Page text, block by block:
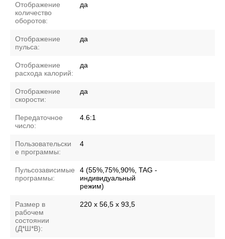
Отображение
количество
оборотов:
да
Отображение
пульса:
да
Отображение
расхода калорий:
да
Отображение
скорости:
да
Передаточное
число:
4.6:1
Пользовательски
е программы:
4
Пульсозависимые
программы:
4 (55%,75%,90%, TAG -
индивидуальный
режим)
Размер в
рабочем
состоянии
(Д*Ш*В):
220 х 56,5 х 93,5